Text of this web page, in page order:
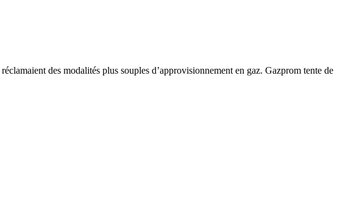
des modalités plus souples d’approvisionnement en gaz. Gazprom tente de